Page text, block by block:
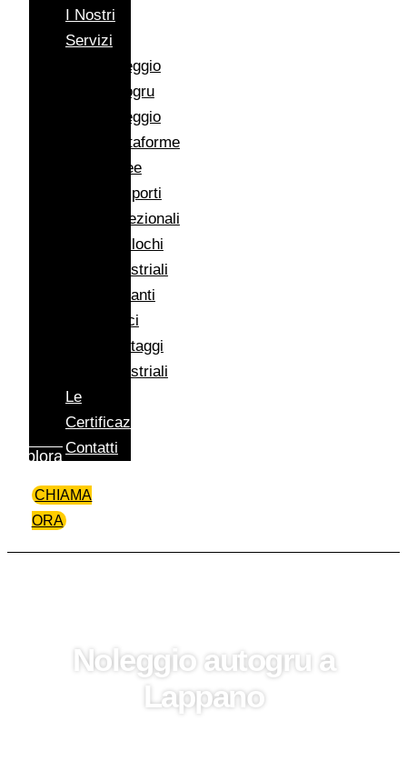
I Nostri
Servizi
Noleggio
Autogru
Noleggio
Piattaforme
Aeree
Trasporti
Eccezionali
Traslochi
Industriali
Impianti
Eolici
Montaggi
Industriali
Le
Certificazioni
Contatti
CHIAMA
ORA
Esplora
Noleggio autogru a
Lappano